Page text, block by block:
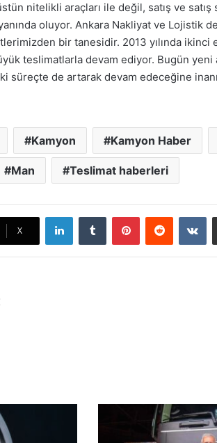
nitelikli araçları ile değil, satış ve
oluyor. Ankara Nakliyat ve Lojistik de
bir tanesidir. 2013 yılında ikinci
teslimatlarla devam ediyor. Bugün yeni
de artarak devam edeceğine
Kamyon Kamyon Haber
Man Teslimat haberleri
X
LinkedInTumblr PinterestReddit